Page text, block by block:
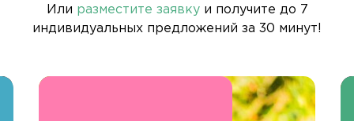
Или разместите заявкуи получите до 7
индивидуальных предложений за 30 минут!